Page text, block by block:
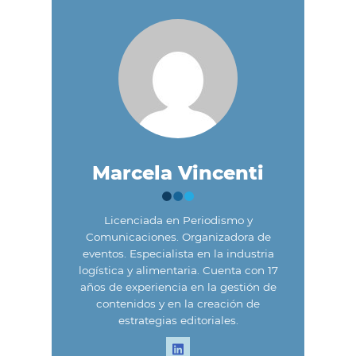
Marcela Vincenti
Licenciada en Periodismo y
Comunicaciones. Organizadora de
eventos. Especialista en la industria
logística y alimentaria. Cuenta con 17
años de experiencia en la gestión de
contenidos y en la creación de
estrategias editoriales.